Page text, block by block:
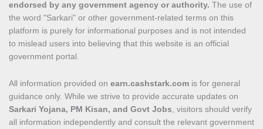
endorsed by any government agency or authority. The use of
the word "Sarkari" or other government-related terms on this
platform is purely for informational purposes and is not intended
to mislead users into believing that this website is an official
government portal.
All information provided on earn.cashstark.com is for general
guidance only. While we strive to provide accurate updates on
Sarkari Yojana, PM Kisan, and Govt Jobs, visitors should verify
all information independently and consult the relevant government